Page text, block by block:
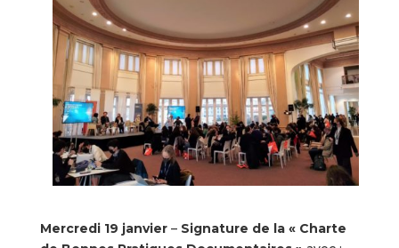
Mercredi 19 janvier– Signature de la « Charte